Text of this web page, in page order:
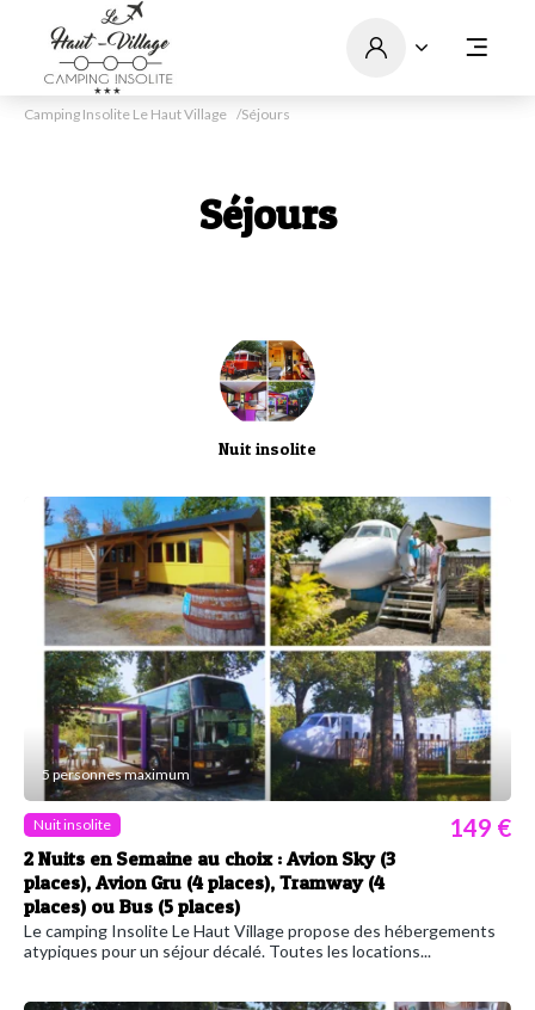
Camping Insolite Le Haut Village Séjours
Séjours
Nuit insolite
5 personnes maximum
Nuit insolite
2 Nuits en Semaine au choix : Avion Sky (3
places), Avion Gru (4 places), Tramway (4
places) ou Bus (5 places)
149 €
Le camping Insolite Le Haut Village propose des hébergements
atypiques pour un séjour décalé. Toutes les locations...